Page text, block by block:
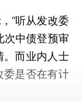
“听从发改委
次中债登预审
。而业内人士
委是否在有计